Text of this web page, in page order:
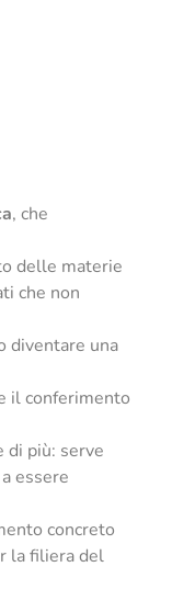
, che
delle materie
che non
diventare una
il conferimento
di più: serve
essere
concreto
la filiera del